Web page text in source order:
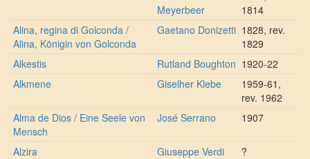
Meyerbeer
1814
Alina, regina di Golconda /
Alina, Königin von Golconda
Gaetano Donizetti 1828, rev.
1829
Alkestis
Rutland Boughton 1920-22
Alkmene
Giselher Klebe
1959-61,
rev. 1962
Alma de Dios / Eine Seele von
Mensch
José Serrano 1907
Alzira Giuseppe Verdi
?